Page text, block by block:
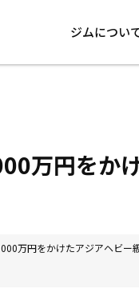
ジムについ
選手・
万円をか
万円をかけたアジアヘビ